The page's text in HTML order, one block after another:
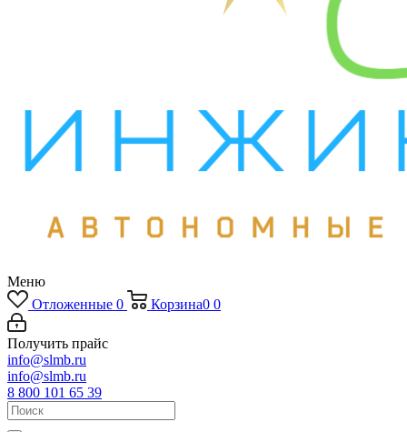
Меню
Отложенные 0 Корзина0 0
Получить прайс
info@slmb.ru
info@slmb.ru
8 800 101 65 39